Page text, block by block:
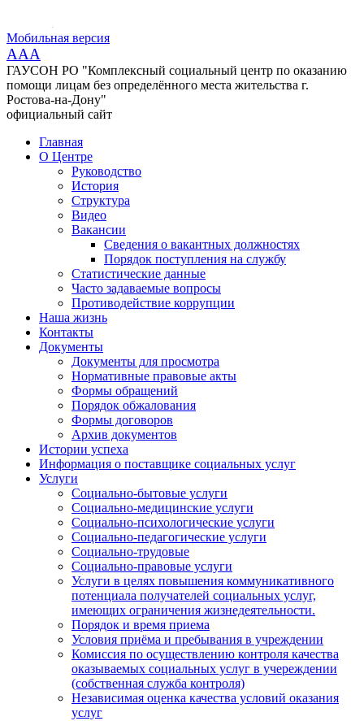
Мобильная версия
AAA
ГАУСОН РО "Комплексный социальный центр по оказанию
помощи лицам без определённого места жительства г.
Ростова-на-Дону"
официальный сайт
Главная
О Центре
Руководство
История
Структура
Видео
Вакансии
Сведения о вакантных должностях
Порядок поступления на службу
Статистические данные
Часто задаваемые вопросы
Противодействие коррупции
Наша жизнь
Контакты
Документы
Документы для просмотра
Нормативные правовые акты
Формы обращений
Порядок обжалования
Формы договоров
Архив документов
Истории успеха
Информация о поставщике социальных услуг
Услуги
Социально-бытовые услуги
Социально-медицинские услуги
Социально-психологические услуги
Социально-педагогические услуги
Социально-трудовые
Социально-правовые услуги
Услуги в целях повышения коммуникативного
потенциала получателей социальных услуг,
имеющих ограничения жизнедеятельности.
Порядок и время приема
Условия приёма и пребывания в учреждении
Комиссия по осуществлению контроля качества
оказываемых социальных услуг в учереждении
(собственная служба контроля)
Независимая оценка качества условий оказания
услуг